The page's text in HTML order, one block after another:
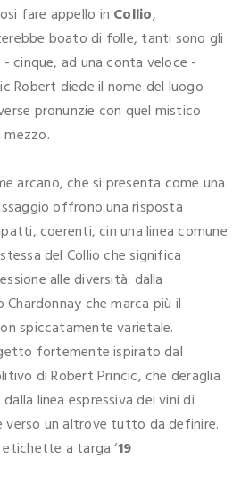
fare appello in Collio,
boato di folle, tanti sono gli
cinque, ad una conta veloce -
Robert diede il nome del luogo
pronunzie con quel mistico
arcano, che si presenta come una
offrono una risposta
coerenti, cin una linea comune
del Collio che significa
alle diversità: dalla
che marca più il
spiccatamente varietale.
fortemente ispirato dal
di Robert Princic, che deraglia
linea espressiva dei vini di
verso un altrove tutto da definire.
a targa ‘19